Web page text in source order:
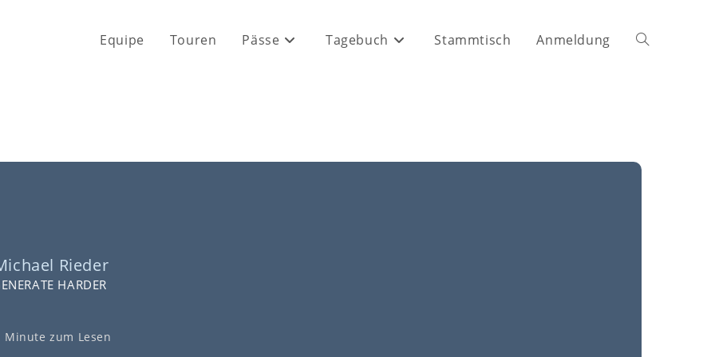
Equipe Touren Pässe Tagebuch Stammtisch Anmeldung Website-
umschalten
Rieder
HARDER
Minute zum Lesen